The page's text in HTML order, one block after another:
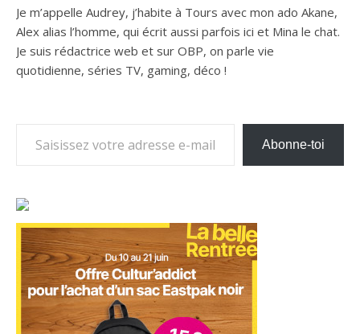
Je m’appelle Audrey, j’habite à Tours avec mon ado Akane,
Alex alias l’homme, qui écrit aussi parfois ici et Mina le chat.
Je suis rédactrice web et sur OBP, on parle vie
quotidienne, séries TV, gaming, déco !
Abonne-toi